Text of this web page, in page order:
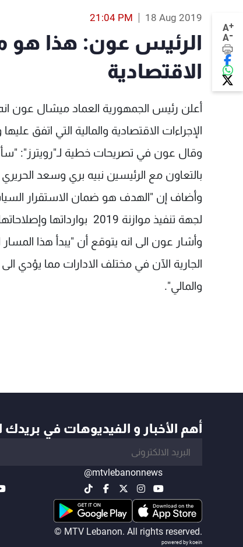
A+
A-
18 Aug 2019
21:04 PM
الرئيس عون: هذا هو
الاقتصادية
أعلن رئيس الجمهورية العماد ميشال عون
الإجراءات الاقتصادية والمالية التي اتفق
وقال عون في تصريحات خطية لـ"رويترز":
بالتعاون مع الرئيسين نبيه بري وسعد
وأضاف إن "الهدف هو ضمان الاستقرار
لجهة تنفيذ موازنة 2019 بوارداتها وإصلاحاتها".
وأشار عون الى انه يتوقع أن "يبدأ هذا
الجارية الآن في مختلف الادارات مما يؤدي
والمالي".
أهم الأخبار و الفيديوهات في بريدك
@mtvlebanonnews
© MTV Lebanon. All rights reserved.
powered by koein